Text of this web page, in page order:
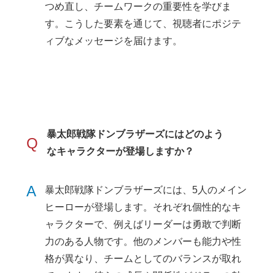
つめ直し、チームワークの重要性を学びま
す。こうした要素を通じて、視聴者にポジテ
ィブなメッセージを届けます。
Q
暴太郎戦隊ドンブラザーズにはどのよう
なキャラクターが登場しますか？
A
暴太郎戦隊ドンブラザーズには、5人のメイン
ヒーローが登場します。それぞれ個性的なキ
ャラクターで、例えばリーダーは勇敢で判断
力のある人物です。他のメンバーも能力や性
格が異なり、チームとしてのバランスが取れ